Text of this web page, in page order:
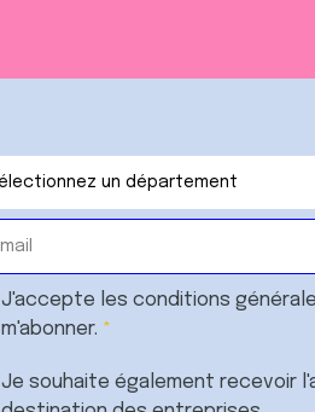
J'accepte les conditions
m'abonner.
Je souhaite également recevoir